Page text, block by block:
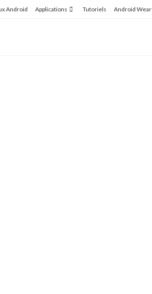
Android Applications Tutoriels Android Wear